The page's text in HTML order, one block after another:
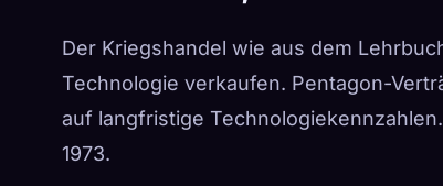
Der Kriegshandel wie aus dem
Technologie verkaufen. Pentagon-
auf langfristige
1973.